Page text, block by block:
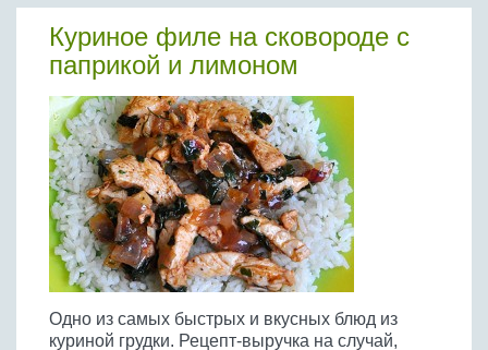
Куриное филе на сковороде с
паприкой и лимоном
Одно из самых быстрых и вкусных блюд из
куриной грудки. Рецепт-выручка на случай,